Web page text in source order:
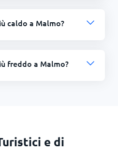
caldo a Malmo?
freddo a Malmo?
e di